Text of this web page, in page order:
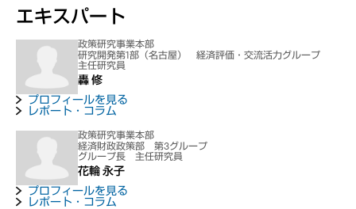
エキスパート
政策研究事業本部
研究開発第1部（名古屋） 経済評価・交流活力グループ
主任研究員
轟 修
プロフィールを見る
レポート・コラム
政策研究事業本部
経済財政政策部 第3グループ
グループ長 主任研究員
花輪 永子
プロフィールを見る
レポート・コラム